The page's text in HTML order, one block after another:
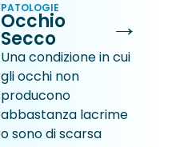
PATOLOGIE
Occhio
Secco →
Una condizione in cui
gli occhi non
producono
abbastanza lacrime
o sono di scarsa